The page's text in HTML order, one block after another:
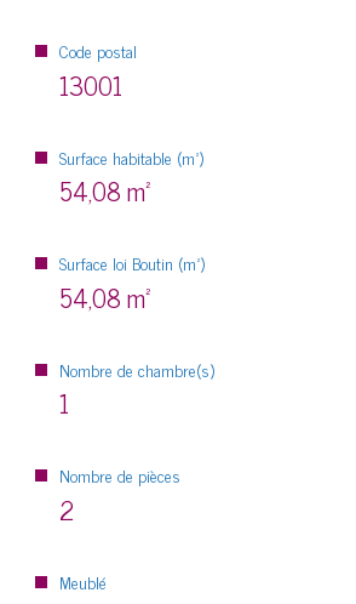
Code postal
13001
Surface habitable (m²)
54,08 m²
Surface loi Boutin (m²)
54,08 m²
Nombre de chambre(s)
1
Nombre de pièces
2
Meublé